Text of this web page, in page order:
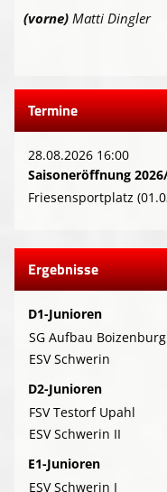
(vorne)Matti Dingler
Termine
28.08.2026 16:00
Saisoneröffnung
Friesensportplatz
Ergebnisse
D1-Junioren
SG Aufbau
ESV Schwerin
D2-Junioren
FSV Testorf Upahl
ESV Schwerin II
E1-Junioren
ESV Schwerin I